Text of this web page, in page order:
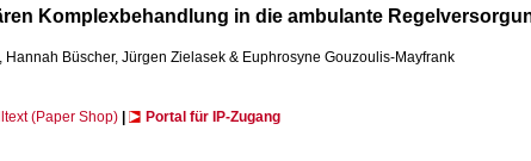
Komplexbehandlung in die ambulante
Büscher, Jürgen Zielasek & Euphrosyne Gouzoulis-Mayfrank
(Paper Shop) Portal für IP-Zugang